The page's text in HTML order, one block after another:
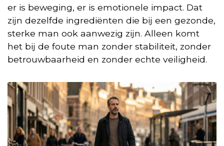
er is beweging, er is emotionele impact. Dat
zijn dezelfde ingrediënten die bij een gezonde,
sterke man ook aanwezig zijn. Alleen komt
het bij de foute man zonder stabiliteit, zonder
betrouwbaarheid en zonder echte veiligheid.